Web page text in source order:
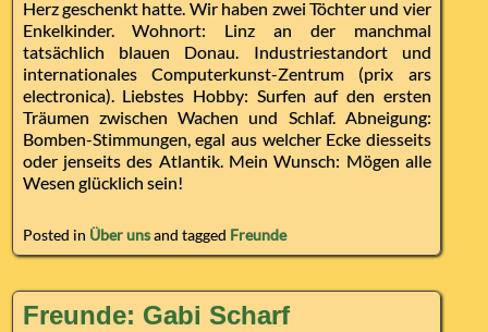
Herz geschenkt hatte. Wir haben zwei Töchter und vier
Enkelkinder. Wohnort: Linz an der manchmal
tatsächlich blauen Donau. Industriestandort und
internationales Computerkunst-Zentrum (prix ars
electronica). Liebstes Hobby: Surfen auf den ersten
Träumen zwischen Wachen und Schlaf. Abneigung:
Bomben-Stimmungen, egal aus welcher Ecke diesseits
oder jenseits des Atlantik. Mein Wunsch: Mögen alle
Wesen glücklich sein!
Posted in Über unsand tagged Freunde
Freunde: Gabi Scharf